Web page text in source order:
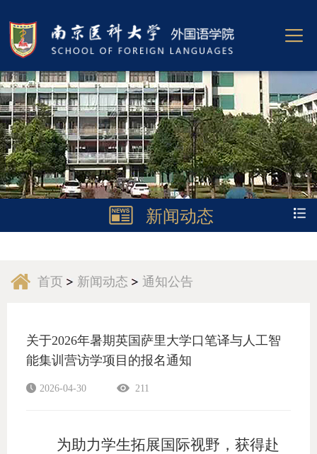
新闻动态
首页 新闻动态 通知公告
关于2026年暑期英国萨里大学口笔译与人工智
能集训营访学项目的报名通知
2026-04-30 211
为助力学生拓展国际视野，获得赴